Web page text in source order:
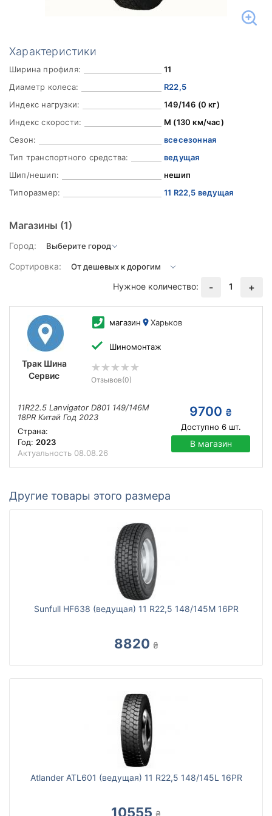
Характеристики
Ширина профиля:
11
Диаметр колеса:
R22,5
Индекс нагрузки:
149/146 (0 кг)
Индекс скорости:
M (130 км/час)
Сезон:
всесезонная
Тип транспортного средства:
ведущая
Шип/нешип:
нешип
Типоразмер:
11 R22,5 ведущая
Магазины (1)
Город:
Сортировка:
Нужное количество:
- 1 +
Трак Шина
Сервис
магазин Харьков
Шиномонтаж
Отзывов(0)
11R22.5 Lanvigator D801 149/146M
18PR Китай Год 2023
Страна:
Год: 2023
Актуальность 08.08.26
9700 ₴
Доступно 6шт.
В магазин
Другие товары этого размера
Sunfull HF638 (ведущая) 11 R22,5 148/145M 16PR
8820 ₴
Atlander ATL601 (ведущая) 11 R22,5 148/145L 16PR
10555 ₴